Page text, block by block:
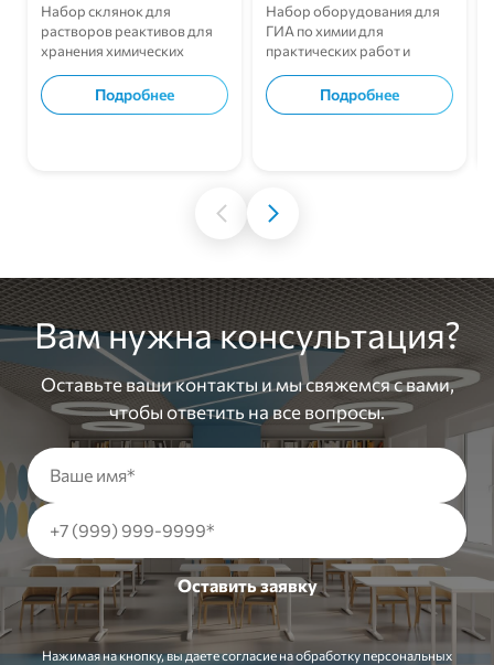
Набор склянок для
растворов реактивов для
хранения химических
Подробнее
Набор оборудования для
ГИА по химии для
практических работ и
Подробнее
Вам нужна консультация?
Оставьте ваши контакты и мы свяжемся с вами,
чтобы ответить на все вопросы.
Нажимая на кнопку, вы даете согласие на обработку персональных